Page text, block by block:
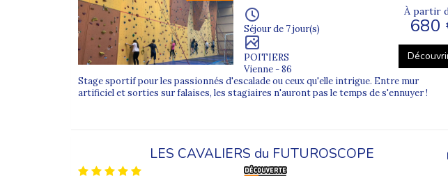
Encadrement et organisation
Chez Supernova Juniors, la sécurité et la qualité pédagogique sont prioritaires.
Nos animateurs sont diplômés, et chaque discipline bénéficie de moniteurs
Le matériel technique est fourni sur place, avec une liste claire des affaires
Pour approfondir la découverte, nos stages s’accompagnent parfois d’activités
Découvrez l’ensemble des stages sportifs pour trouver celui qui correspond le
Séjour de 7 jour(s)
POITIERS
Vienne - 86
À partir
680
Stage sportif pour les passionnés d'escalade ou ceux qu'elle intrigue. Entre mur
artificiel et sorties sur falaises, les stagiaires n'auront pas le temps de s'ennuyer !
LES CAVALIERS du FUTUROSCOPE